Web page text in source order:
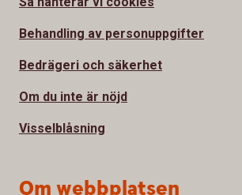
Behandling av personuppgifter
Bedrägeri och säkerhet
Om du inte är nöjd
Visselblåsning
Om webbplatsen